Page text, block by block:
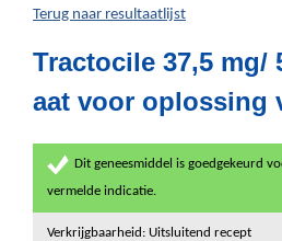
Terug naar resultaatlijst
Tractocile 37,5 mg/
aat voor oplossing
Dit geneesmiddel is goedgekeurd
vermelde indicatie.
Verkrijgbaarheid: Uitsluitend recept